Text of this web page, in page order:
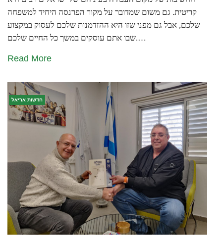
קריטית. גם משום שמדובר על מקור הפרנסה היחיד למשפחה
שלכם, אבל גם מפני שזו היא ההזדמנות שלכם לעסוק במקצוע
שבו אתם עוסקים במשך כל החיים שלכם.…
Read More
חדשות אריאל